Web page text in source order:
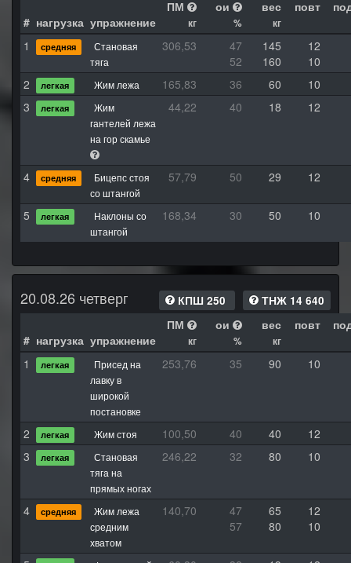
# нагрузка упражнение
ПМ
кг
ои
%
вес
кг
повт
1 средняя
Становая
тяга
306,53 47 145
12
52
160
10
2
легкая Жим лежа 165,83 36 60
10
3
легкая
Жим
гантелей лежа
на гор скамье
44,22 40 18 12
4 средняя
Бицепс стоя
со штангой
57,79 50 29 12
5 легкая
Наклоны со
штангой
168,34 30 50 10
20.08.26 четверг КПШ 250 ТНЖ 14 640
# нагрузка упражнение
ПМ
кг
ои
%
вес
кг
повт
1 легкая
Присед на
лавку в
широкой
постановке
253,76 35 90 10
2 легкая Жим стоя 100,50 40 40
12
3
легкая
Становая
тяга на
прямых ногах
246,22 32 80 10
4 средняя
Жим лежа
средним
хватом
140,70 47 65
12
57
80 10